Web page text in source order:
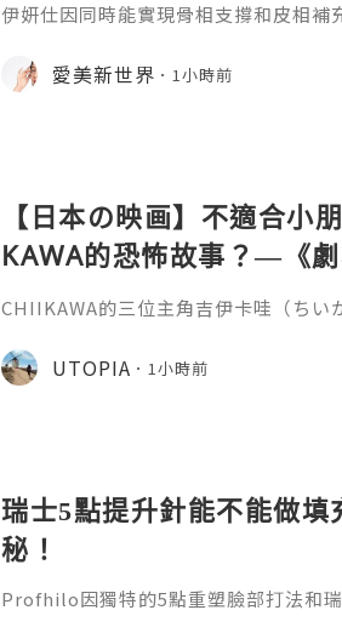
伊妍仕因同時能實現骨相支撐和皮相補
非永久，伊妍仕少女針打一次管多長
分邏輯和不同劑型的差異說起。1.區
愛美新世界 1小時前
【日本の映画】不適合小
KAWA的恐怖故事？—《
魚島的秘密》
CHIIKAWA的三位主角吉伊卡哇（ちい
關？《劇場版 CHIIKAWA 人魚島的秘
島のひみつ）講述兔兔在草地上休息的
UTOPIA 1小時前
瑞士5點提升針能不能做
秘！
Profhilo因獨特的5點重塑臉部打法和